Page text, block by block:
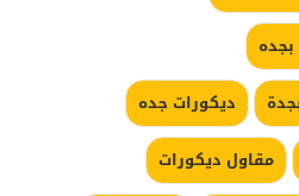
ديكورات جده
مقاول ديكورات